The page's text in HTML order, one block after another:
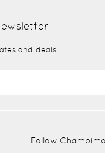
and deals
Follow